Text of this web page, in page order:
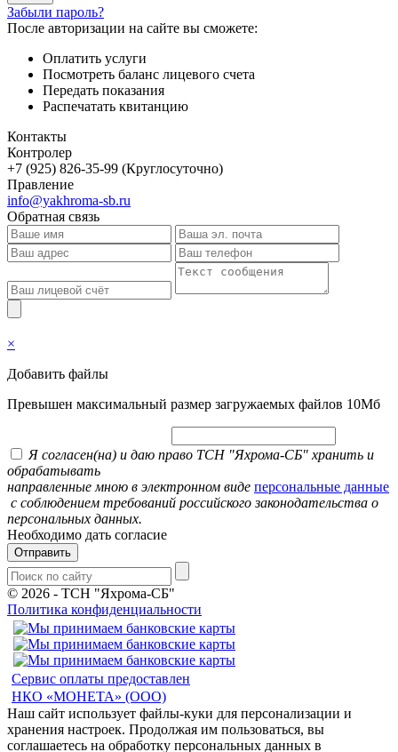
Забыли пароль?
После авторизации на сайте вы сможете:
Оплатить услуги
Посмотреть баланс лицевого счета
Передать показания
Распечатать квитанцию
Контакты
Контролер
+7 (925) 826-35-99 (Круглосуточно)
Правление
info@yakhroma-sb.ru
Обратная связь
×
Добавить файлы
Превышен максимальный размер загружаемых файлов 10Мб
Я согласен(на) и даю право ТСН "Яхрома-СБ" хранить и
обрабатывать
направленные мною в электронном виде персональные данные
с соблюдением требований российского законодательства о
персональных данных.
Необходимо дать согласие
Отправить
© 2026 - ТСН "Яхрома-СБ"
Политика конфиденциальности
Сервис оплаты предоставлен
НКО «МОНЕТА» (ООО)
Наш сайт использует файлы-куки для персонализации и
хранения настроек. Продолжая им пользоваться, вы
соглашаетесь на обработку персональных данных в